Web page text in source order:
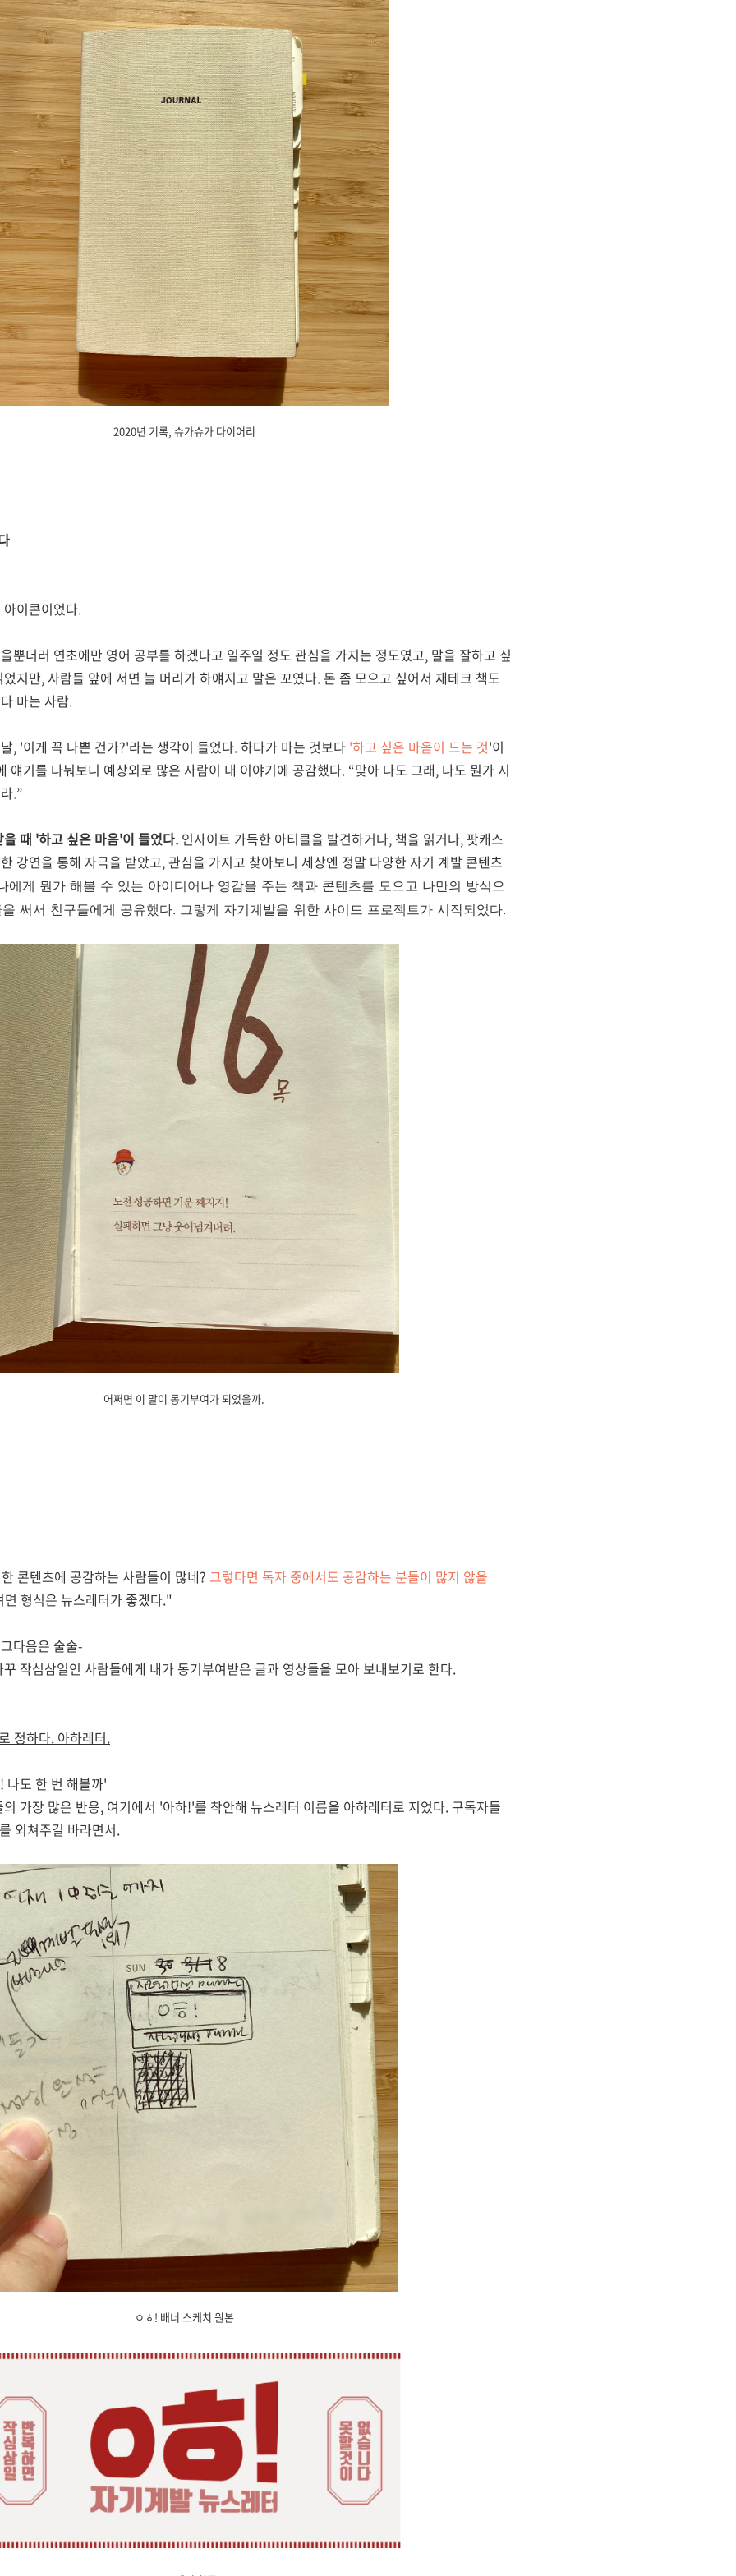
2020년 기록, 슈가슈가 다이어리
이콘이었다.
뿐더러 연초에만 영어 공부를 하겠다고 일주일 정도 관심을 가지는 정도였고, 말을 잘하고 싶
지만, 사람들 앞에 서면 늘 머리가 하얘지고 말은 꼬였다. 돈 좀 모으고 싶어서 재테크 책도
마는 사람.
, '이게 꼭 나쁜 건가?'라는 생각이 들었다. 하다가 마는 것보다 '하고 싶은 마음이 드는 것'이
얘기를 나눠보니 예상외로 많은 사람이 내 이야기에 공감했다. “맞아 나도 그래, 나도 뭔가 시
.”
때 '하고 싶은 마음'이 들었다. 인사이트 가득한 아티클을 발견하거나, 책을 읽거나, 팟캐스
강연을 통해 자극을 받았고, 관심을 가지고 찾아보니 세상엔 정말 다양한 자기 계발 콘텐츠
에게 뭔가 해볼 수 있는 아이디어나 영감을 주는 책과 콘텐츠를 모으고 나만의 방식으
써서 친구들에게 공유했다. 그렇게 자기계발을 위한 사이드 프로젝트가 시작되었다.
어쩌면 이 말이 동기부여가 되었을까.
콘텐츠에 공감하는 사람들이 많네? 그렇다면 독자 중에서도 공감하는 분들이 많지 않을
형식은 뉴스레터가 좋겠다."
다음은 술술-
작심삼일인 사람들에게 내가 동기부여받은 글과 영상들을 모아 보내보기로 한다.
정하다. 아하레터.
나도 한 번 해볼까'
가장 많은 반응, 여기에서 '아하!'를 착안해 뉴스레터 이름을 아하레터로 지었다. 구독자들
외쳐주길 바라면서.
ㅇㅎ! 배너 스케치 원본